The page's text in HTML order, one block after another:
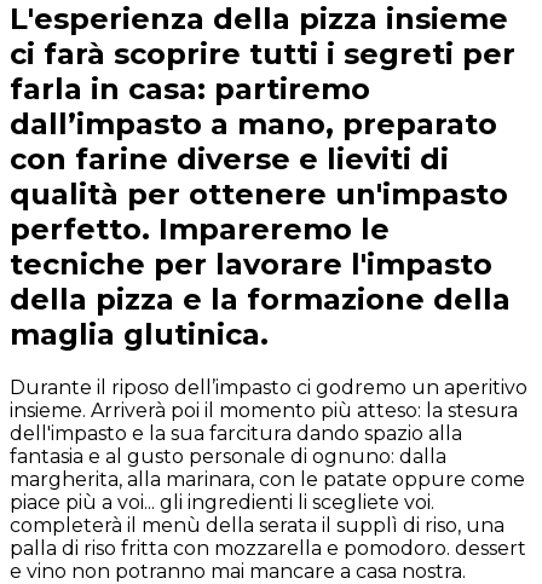
L'esperienza della pizza insieme
ci farà scoprire tutti i segreti per
farla in casa: partiremo
dall’impasto a mano, preparato
con farine diverse e lieviti di
qualità per ottenere un'impasto
perfetto. Impareremo le
tecniche per lavorare l'impasto
della pizza e la formazione della
maglia glutinica.
Durante il riposo dell’impasto ci godremo un aperitivo
insieme. Arriverà poi il momento più atteso: la stesura
dell'impasto e la sua farcitura dando spazio alla
fantasia e al gusto personale di ognuno: dalla
margherita, alla marinara, con le patate oppure come
piace più a voi... gli ingredienti li scegliete voi.
completerà il menù della serata il supplì di riso, una
palla di riso fritta con mozzarella e pomodoro. dessert
e vino non potranno mai mancare a casa nostra.